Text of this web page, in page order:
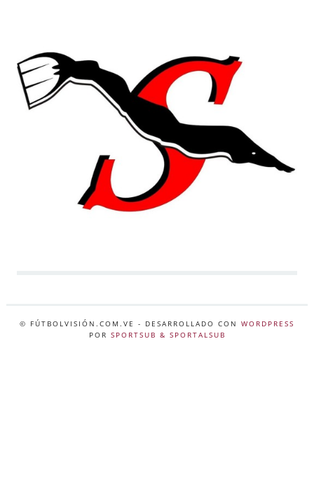
© FÚTBOLVISIÓN.COM.VE - DESARROLLADO CON WORDPRESS
POR SPORTSUB & SPORTALSUB